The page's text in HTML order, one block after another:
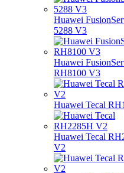
Huawei
5288 V3
Huawei
RH8100 V3
Huawei Tecal
Huawei Tecal
V2